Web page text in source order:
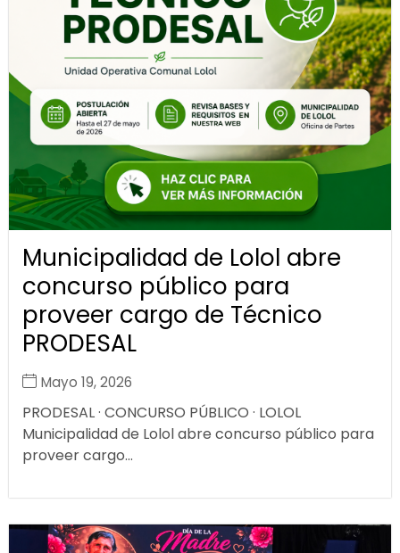
Municipalidad de Lolol abre
concurso público para
proveer cargo de Técnico
PRODESAL
Mayo 19, 2026
PRODESAL · CONCURSO PÚBLICO · LOLOL
Municipalidad de Lolol abre concurso público para
proveer cargo...